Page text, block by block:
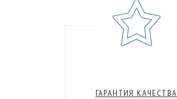
ГАРАНТИЯ КАЧЕСТВА